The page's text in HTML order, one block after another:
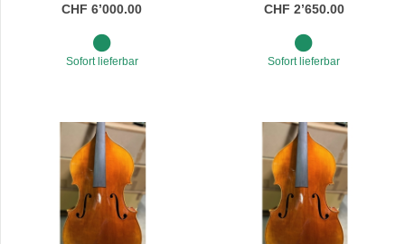
CHF 6’000.00
Sofort lieferbar
CHF 2’650.00
Sofort lieferbar